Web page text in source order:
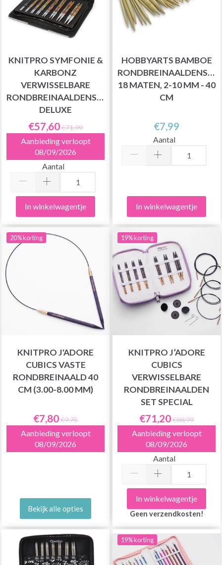
KNITPRO SYMFONIE &
KARBONZ
VERWISSELBARE
RONDBREINAALDENSET
DELUXE
€57,60€71,99
Aanbieding verloopt
08/09/2026
Aantal
In winkelwagentje
HOBBYARTS BAMBOE
RONDBREINAALDENSET,
18 MATEN, 2-10 MM - 40
CM
€7,99
Aantal
In winkelwagentje
20% korting
KNITPRO J'ADORE
CUBICS VASTE
RONDBREINAALD 40
CM (3.00-8.00 MM)
€7,80€9,75
Aanbieding verloopt
08/09/2026
Bekijk alle opties
19% korting
KNITPRO J’ADORE
CUBICS
VERWISSELBARE
RONDBREINAALDEN
SET SPECIAL
€71,20€88,99
Aanbieding verloopt
08/09/2026
Aantal
In winkelwagentje
Geen verzendkosten!
19% korting